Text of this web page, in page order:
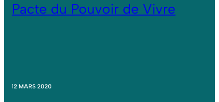
Pacte du Pouvoir de Vivre
12 MARS 2020